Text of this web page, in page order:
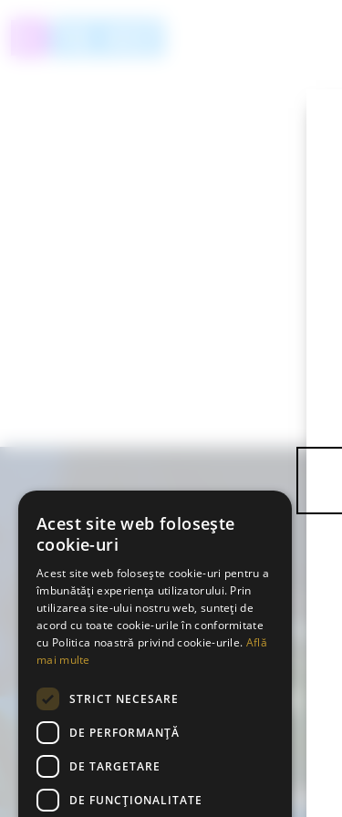
Acest site web folosește
cookie-uri
Acest site web folosește cookie-uri pentru a
îmbunătăți experiența utilizatorului. Prin
utilizarea site-ului nostru web, sunteți de
acord cu toate cookie-urile în conformitate
cu Politica noastră privind cookie-urile. Află
mai multe
STRICT NECESARE
DE PERFORMANȚĂ
DE TARGETARE
DE FUNCŢIONALITATE